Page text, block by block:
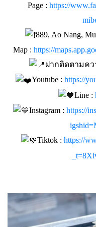
Page : https://
889, Ao Nang,
Map : https://
ฝากติดตามค
Youtube : https://
Line :
Instagram : https://
Tiktok : https://